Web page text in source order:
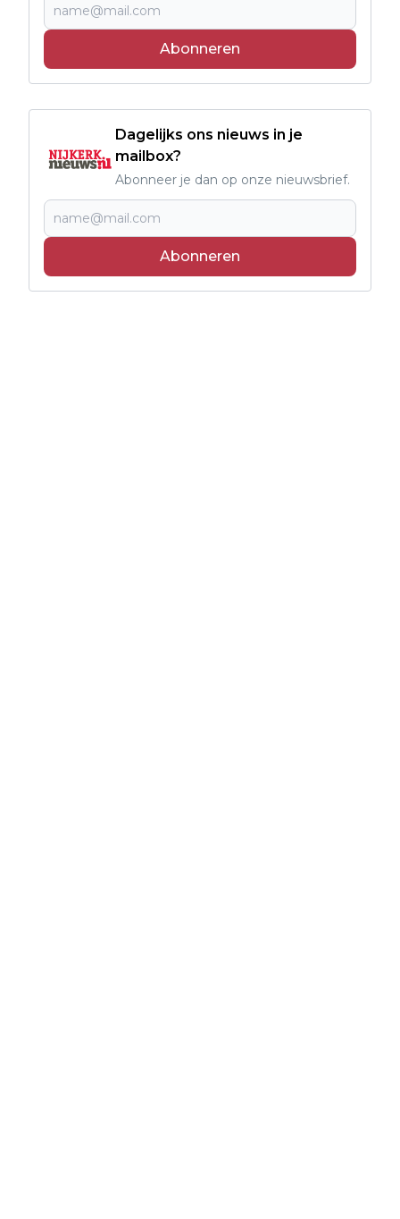
Abonneren
Dagelijks ons nieuws in je
mailbox?
Abonneer je dan op onze nieuwsbrief.
Abonneren